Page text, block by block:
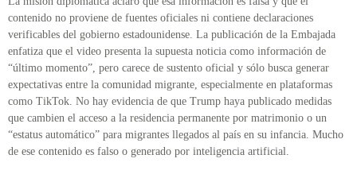
contenido no proviene de fuentes oficiales ni contiene declaraciones
verificables del gobierno estadounidense. La publicación de la Embajada
enfatiza que el video presenta la supuesta noticia como información de
“último momento”, pero carece de sustento oficial y sólo busca generar
expectativas entre la comunidad migrante, especialmente en plataformas
como TikTok. No hay evidencia de que Trump haya publicado medidas
que cambien el acceso a la residencia permanente por matrimonio o un
“estatus automático” para migrantes llegados al país en su infancia. Mucho
de ese contenido es falso o generado por inteligencia artificial.